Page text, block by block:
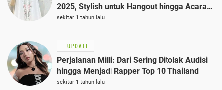
2025, Stylish untuk Hangout hingga Acara
Semi-Formal
sekitar 1 tahun lalu
UPDATE
Perjalanan Milli: Dari Sering Ditolak Audisi
hingga Menjadi Rapper Top 10 Thailand
sekitar 1 tahun lalu